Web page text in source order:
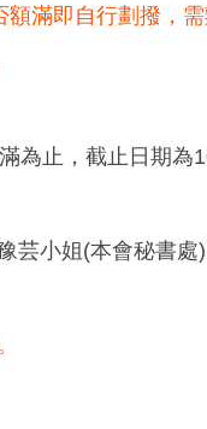
額滿即自行劃撥，
為止，截止日期為
芸小姐(本會秘書處